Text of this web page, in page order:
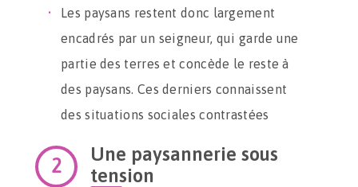
Les paysans restent donc largement
encadrés par un seigneur, qui garde une
partie des terres et concède le reste à
des paysans. Ces derniers connaissent
des situations sociales contrastées
Une paysannerie sous
tension